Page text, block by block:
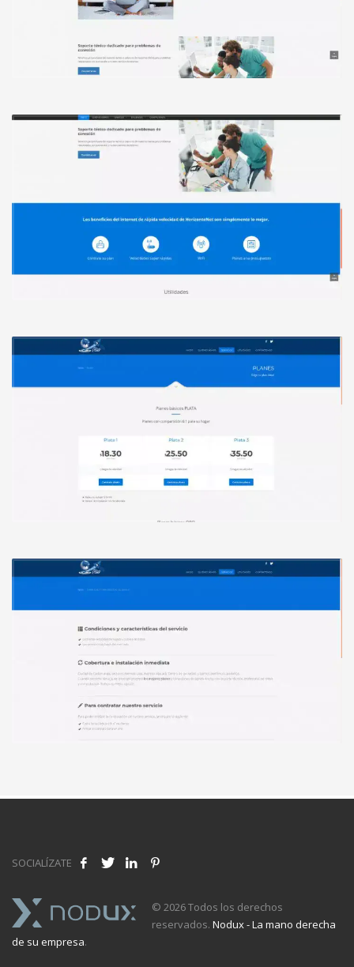
SOCIALÍZATE
© 2026 Todos los derechos
reservados. Nodux - La mano derecha
de su empresa.